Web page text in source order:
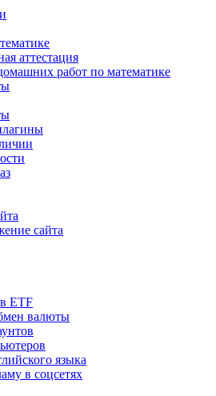
аттестация
работ по математике
сайта
ETF
валюты
языка
в соцсетях